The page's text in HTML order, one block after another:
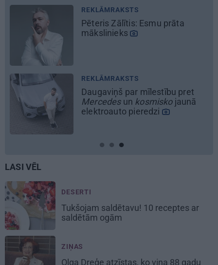
REKLĀMRAKSTS
Kamēr dāmas bauda miljoniem
ziedu skaistumu, kungi atklāj
MĀJA
Līga un Ēriks būvē savu sapņu
māju: Brīdis, kad būvobjektā
ienāk māju izjūta
LASI VĒL
DESERTI
Tukšojam saldētavu! 10 receptes ar
saldētām ogām
ZIŅAS
Olga Dreģe atzīstas, ko viņa 88 gadu